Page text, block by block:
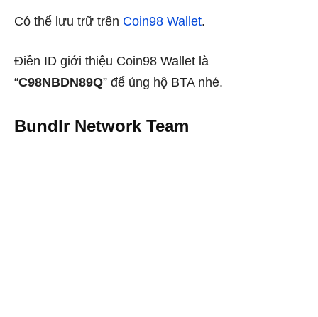
Có thể lưu trữ trên Coin98 Wallet.
Điền ID giới thiệu Coin98 Wallet là
“C98NBDN89Q” để ủng hộ BTA nhé.
Bundlr Network Team